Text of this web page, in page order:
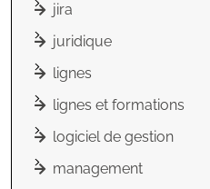
jira
juridique
lignes
lignes et formations
logiciel de gestion
management